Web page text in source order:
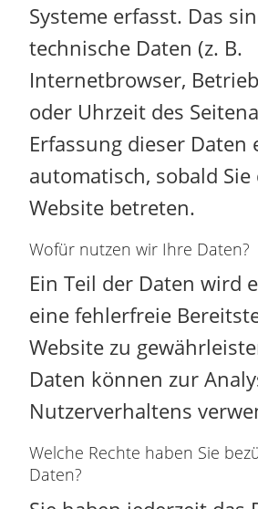
Systeme erfasst. Das
technische Daten (z. B.
Internetbrowser,
oder Uhrzeit des
Erfassung dieser Daten
automatisch, sobald Sie
Website betreten.
Wofür nutzen wir Ihre Daten?
Ein Teil der Daten wird
eine fehlerfreie
Website zu
Daten können zur
Nutzerverhaltens
Welche Rechte haben Sie
Daten?